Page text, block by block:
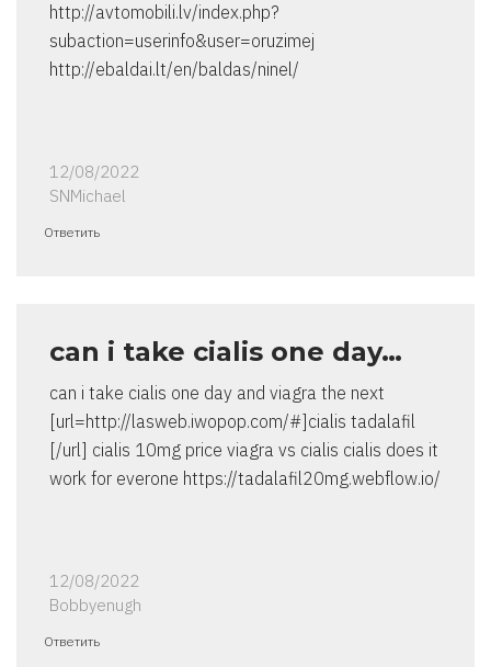
http://avtomobili.lv/index.php?
subaction=userinfo&user=oruzimej
http://ebaldai.lt/en/baldas/ninel/
12/08/2022
SNMichael
Ответить
can i take cialis one day…
can i take cialis one day and viagra the next
[url=http://lasweb.iwopop.com/#]cialis tadalafil
[/url] cialis 10mg price viagra vs cialis cialis does it
work for everone https://tadalafil20mg.webflow.io/
12/08/2022
Bobbyenugh
Ответить